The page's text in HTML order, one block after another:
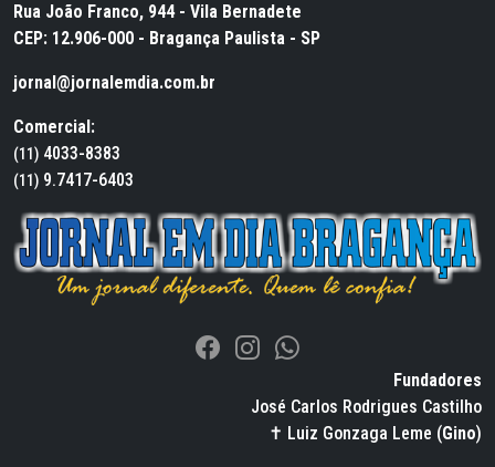
Rua João Franco, 944 - Vila Bernadete
CEP: 12.906-000 - Bragança Paulista - SP
jornal@jornalemdia.com.br
Comercial:
(11) 4033-8383
(11) 9.7417-6403
Fundadores
José Carlos Rodrigues Castilho
✝ Luiz Gonzaga Leme (Gino)